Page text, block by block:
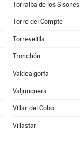
Torralba de los Sisones
Torre del Compte
Torrevelilla
Tronchón
Valdealgorfa
Valjunquera
Villar del Cobo
Villastar